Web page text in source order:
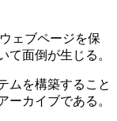
ェブページを保
て面倒が生じる。
ムを構築すること
ーカイブである。